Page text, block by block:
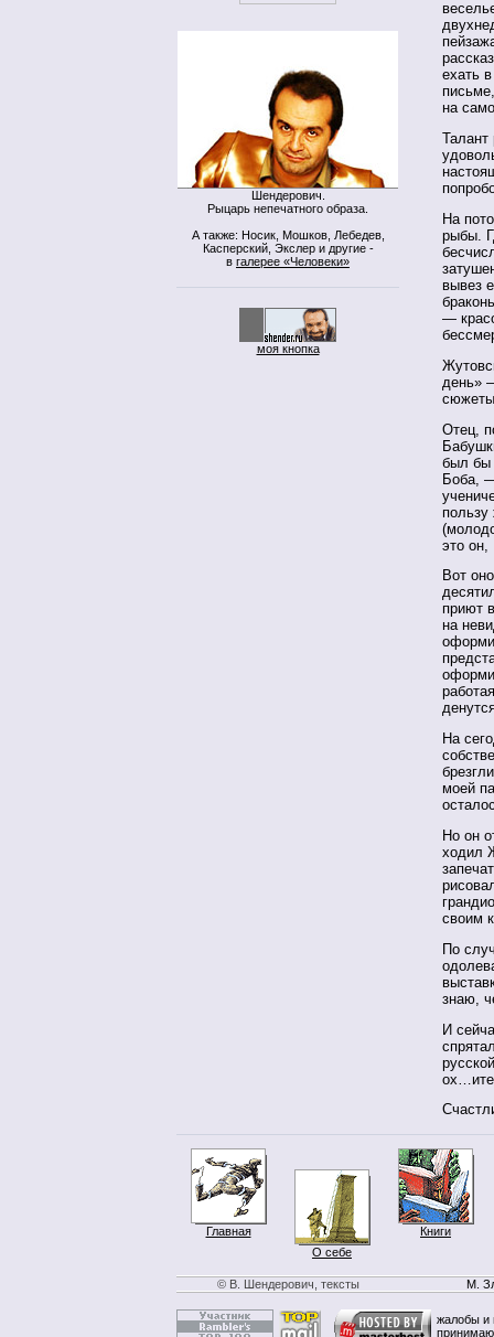
Шендерович.
Рыцарь непечатного образа.
А также: Носик, Мошков, Лебедев,
Касперский, Экслер и другие -
в галерее «Человеки»
моя кнопка
ехать
на
Талант
На
рыбы.
вывез
—
день»
Отец,
был бы
Боба,
это
Вот
приют
на
На
моей
Но он
ходил
своим
По
знаю,
И
Главная
О себе
Книги
© В. Шендерович, тексты М.
жалобы и